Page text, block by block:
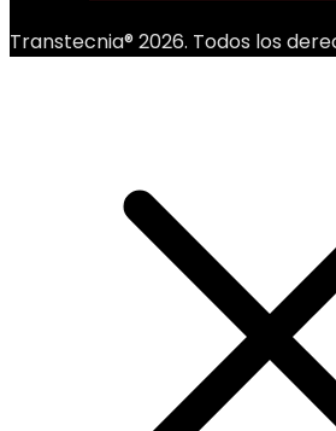
Transtecnia® 2026. Todos los